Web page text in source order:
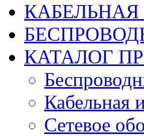
КАТАЛОГ
Кабельная
Сетевое